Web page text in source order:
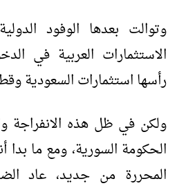
وتوالت بعدها الوفود
الاستثمارات العربية في
رأسها استثمارات السعودية
ولكن في ظل هذه الانفراجة
الحكومة السورية، ومع ما
المحررة من جديد، عاد